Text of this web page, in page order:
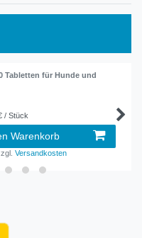
Tabletten für Hunde und
/ Stück
Warenkorb
Versandkosten